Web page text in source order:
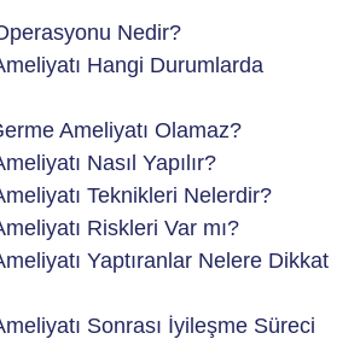
Nedir?
Hangi Durumlarda
Ameliyatı Olamaz?
Nasıl Yapılır?
Teknikleri Nelerdir?
Riskleri Var mı?
Yaptıranlar Nelere Dikkat
Sonrası İyileşme Süreci